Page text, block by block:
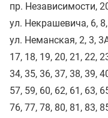
пр. Независимости,
ул. Некрашевича, 6,
ул. Неманская, 2, 3,
17, 18, 19, 20, 21, 22,
34, 35, 36, 37, 38, 39,
57, 59, 60, 62, 61, 63,
76, 77, 78, 80, 81, 83,